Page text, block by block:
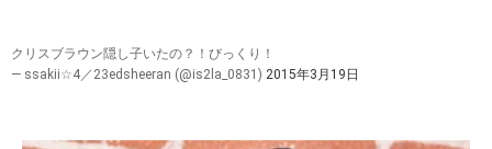
クリスブラウン隠し子いたの？！びっくり！
— ssakii☆4／23edsheeran (@is2la_0831) 2015年3月19日